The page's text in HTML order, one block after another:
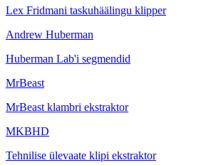
Lex Fridmani taskuhäälingu klipper
Andrew Huberman
Huberman Lab'i segmendid
MrBeast
MrBeast klambri ekstraktor
MKBHD
Tehnilise ülevaate klipi ekstraktor